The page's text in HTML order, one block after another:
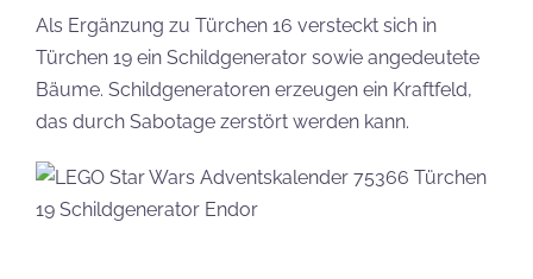
Als Ergänzung zu Türchen 16 versteckt sich in
Türchen 19 ein Schildgenerator sowie angedeutete
Bäume. Schildgeneratoren erzeugen ein Kraftfeld,
das durch Sabotage zerstört werden kann.